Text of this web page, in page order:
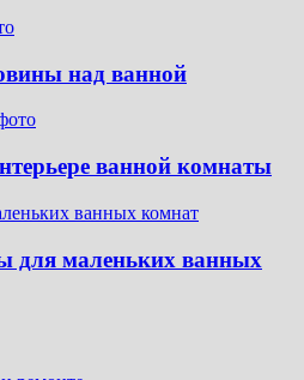
над ванной
ванной комнаты
для маленьких ванных